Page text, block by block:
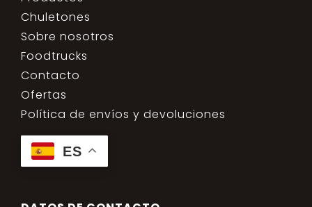
Chuletones
Sobre nosotros
Foodtrucks
Contacto
Ofertas
Política de envíos y devoluciones
ES